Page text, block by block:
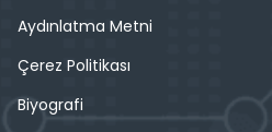
Aydınlatma Metni
Çerez Politikası
Biyografi